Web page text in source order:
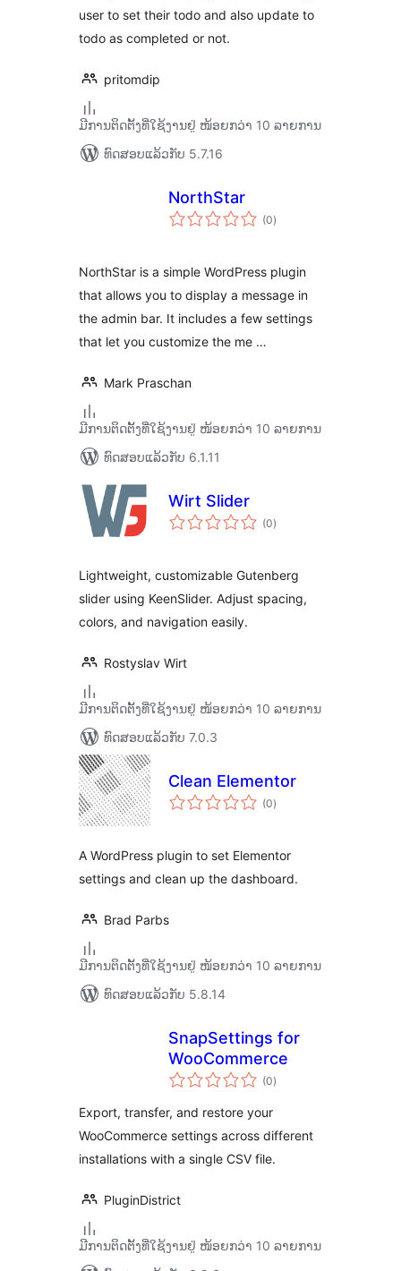
user to set their todo and also update to
todo as completed or not.
pritomdip
ມີການຕິດຕັ້ງທີ່ໃຊ້ງານຢູ່ ໜ້ອຍກວ່າ 10 ລາຍການ
ທົດສອບແລ້ວກັບ 5.7.16
NorthStar
(0ຄະແນນ
ທັງໝົດ
)
NorthStar is a simple WordPress plugin
that allows you to display a message in
the admin bar. It includes a few settings
that let you customize the me …
Mark Praschan
ມີການຕິດຕັ້ງທີ່ໃຊ້ງານຢູ່ ໜ້ອຍກວ່າ 10 ລາຍການ
ທົດສອບແລ້ວກັບ 6.1.11
Wirt Slider
(0ຄະແນນ
ທັງໝົດ
)
Lightweight, customizable Gutenberg
slider using KeenSlider. Adjust spacing,
colors, and navigation easily.
Rostyslav Wirt
ມີການຕິດຕັ້ງທີ່ໃຊ້ງານຢູ່ ໜ້ອຍກວ່າ 10 ລາຍການ
ທົດສອບແລ້ວກັບ 7.0.3
Clean Elementor
(0ຄະແນນ
ທັງໝົດ
)
A WordPress plugin to set Elementor
settings and clean up the dashboard.
Brad Parbs
ມີການຕິດຕັ້ງທີ່ໃຊ້ງານຢູ່ ໜ້ອຍກວ່າ 10 ລາຍການ
ທົດສອບແລ້ວກັບ 5.8.14
SnapSettings for
WooCommerce
(0ຄະແນນ
ທັງໝົດ
)
Export, transfer, and restore your
WooCommerce settings across different
installations with a single CSV file.
PluginDistrict
ມີການຕິດຕັ້ງທີ່ໃຊ້ງານຢູ່ ໜ້ອຍກວ່າ 10 ລາຍການ